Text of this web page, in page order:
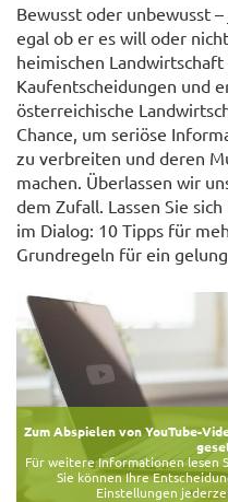
Bewusst oder unbewusst
egal ob er es will oder
heimischen
Kaufentscheidungen und
österreichische
Chance, um seriöse
zu verbreiten und deren
machen. Überlassen wir
dem Zufall. Lassen Sie
im Dialog: 10 Tipps für
Grundregeln für ein
Zum Abspielen von YouTube-
Für weitere Informationen lesen
Sie können Ihre
Einstellungen